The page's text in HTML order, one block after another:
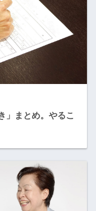
」まとめ。やるこ